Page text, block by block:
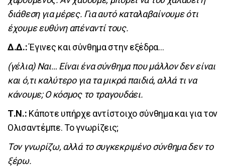
διάθεση για μέρες. Για αυτό καταλαβαίνουμε ότι
έχουμε ευθύνη απέναντί τους.
Δ.Δ.:Έγινες και σύνθημα στην εξέδρα…
(γέλια) Ναι… Είναι ένα σύνθημα που μάλλον δεν είναι
και ό,τι καλύτερο για τα μικρά παιδιά, αλλά τι να
κάνουμε; Ο κόσμος το τραγουδάει.
Τ.Ν.: Κάποτε υπήρχε αντίστοιχο σύνθημα και για τον
Ολισαντέμπε. Το γνωρίζεις;
Τον γνωρίζω, αλλά το συγκεκριμένο σύνθημα δεν το
ξέρω.